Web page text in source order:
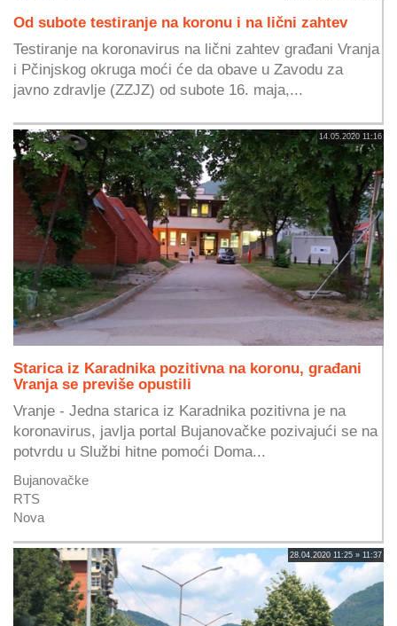
Od subote testiranje na koronu i na lični zahtev
Testiranje na koronavirus na lični zahtev građani Vranja
i Pčinjskog okruga moći će da obave u Zavodu za
javno zdravlje (ZZJZ) od subote 16. maja,...
14.05.2020 11:16
Starica iz Karadnika pozitivna na koronu, građani
Vranja se previše opustili
Vranje - Jedna starica iz Karadnika pozitivna je na
koronavirus, javlja portal Bujanovačke pozivajući se na
potvrdu u Službi hitne pomoći Doma...
Bujanovačke
RTS
Nova
28.04.2020 11:25 » 11:37